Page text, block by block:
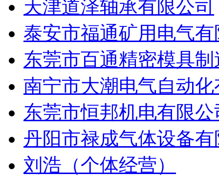
天津道泽轴承有限公司
泰安市福通矿用电气
东莞市百通精密模具
南宁市大潮电气自动
东莞市恒邦机电有限公
丹阳市禄成气体设备
刘浩（个体经营）